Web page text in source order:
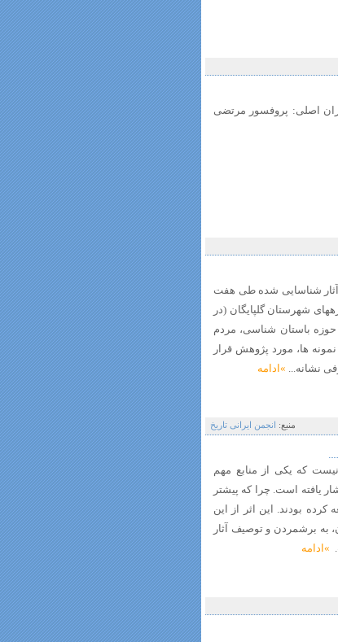
اصلی: پروفسور مرتضی
آثار شناسایی شده طی هفت
شهرستان گلپایگان (در
در حوزه باستان شناسی، مردم
ها، مورد پژوهش قرار
نشانه... »ادامه
منبع: انجمن ایرانی تاریخ
که یکی از منابع مهم
یافته است. چرا که پیشتر
کرده بودند. این اثر از این
به برشمردن و توصیف آثار
»ادامه